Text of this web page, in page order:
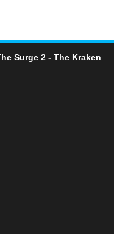
Surge 2 - The Kraken